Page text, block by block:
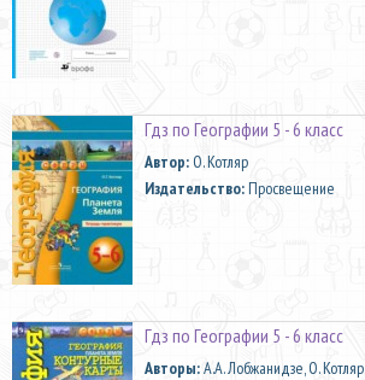
Гдз по Географии 5 - 6 класс
Автор: О. Котляр
Издательство:Просвещение
Гдз по Географии 5 - 6 класс
Aвторы:А.А. Лобжанидзе, О. Котляр,